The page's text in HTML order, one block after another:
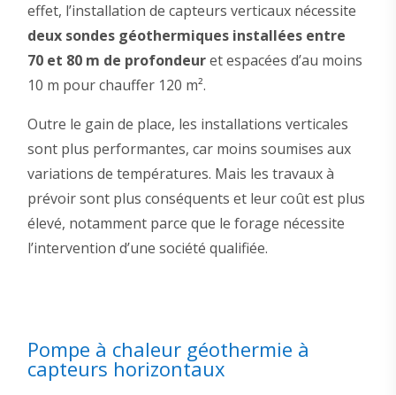
effet, l’installation de capteurs verticaux nécessite
deux sondes géothermiques installées entre
70 et 80 m de profondeuret espacées d’au moins
10 m pour chauffer 120 m².
Outre le gain de place, les installations verticales
sont plus performantes, car moins soumises aux
variations de températures. Mais les travaux à
prévoir sont plus conséquents et leur coût est plus
élevé, notamment parce que le forage nécessite
l’intervention d’une société qualifiée.
Pompe à chaleur géothermie à
capteurs horizontaux